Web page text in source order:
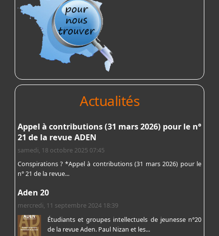
Actualités
Appel à contributions (31 mars 2026) pour le n°
21 de la revue ADEN
samedi, 18 octobre 2025 07:45
Conspirations ? *Appel à contributions (31 mars 2026) pour le
n° 21 de la revue...
Aden 20
mercredi, 11 septembre 2024 18:39
Étudiants et groupes intellectuels de jeunesse n°20
de la revue Aden. Paul Nizan et les...